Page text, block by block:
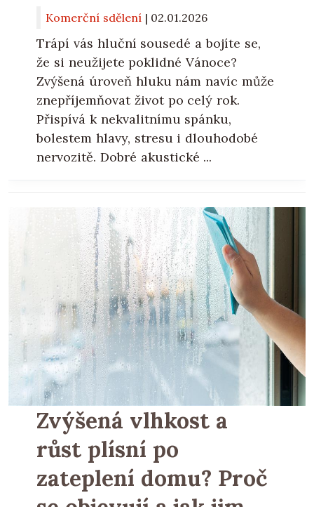
Komerční sdělení | 02.01.2026
Trápí vás hluční sousedé a bojíte se,
že si neužijete poklidné Vánoce?
Zvýšená úroveň hluku nám navíc může
znepříjemňovat život po celý rok.
Přispívá k nekvalitnímu spánku,
bolestem hlavy, stresu i dlouhodobé
nervozitě. Dobré akustické ...
Zvýšená vlhkost a
růst plísní po
zateplení domu? Proč